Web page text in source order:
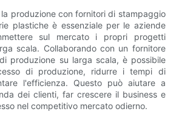
produzione con fornitori di stampaggio
plastiche è essenziale per le aziende
sul mercato i propri progetti
scala. Collaborando con un fornitore
produzione su larga scala, è possibile
di produzione, ridurre i tempi di
l'efficienza. Questo può aiutare a
dei clienti, far crescere il business e
nel competitivo mercato odierno.